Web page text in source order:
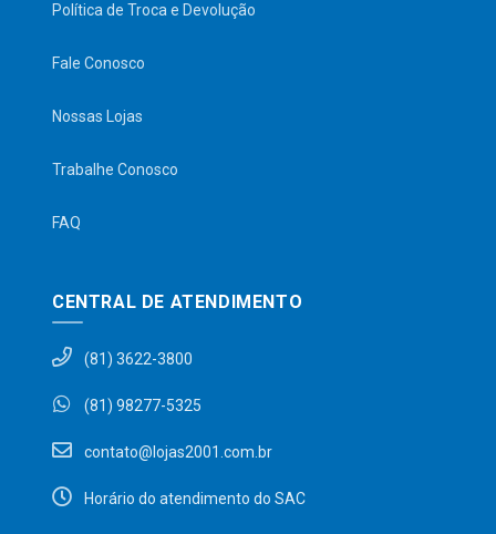
Política de Troca e Devolução
Fale Conosco
Nossas Lojas
Trabalhe Conosco
FAQ
CENTRAL DE ATENDIMENTO
(81) 3622-3800
(81) 98277-5325
contato@lojas2001.com.br
Horário do atendimento do SAC